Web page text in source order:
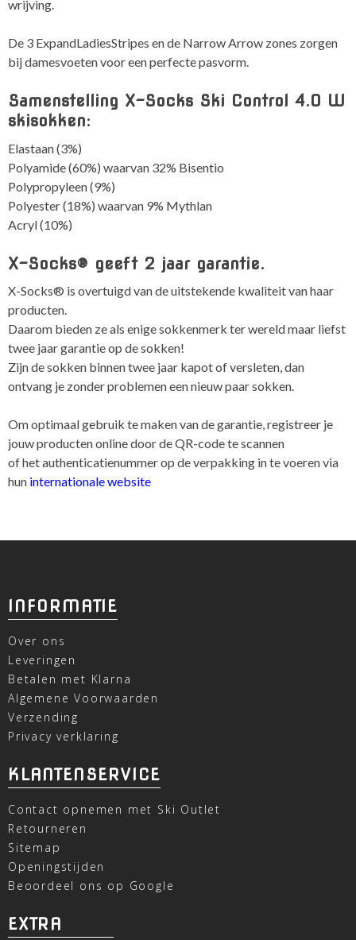
wrijving.
De 3 ExpandLadiesStripes en de Narrow Arrow zones zorgen
bij damesvoeten voor een perfecte pasvorm.
Samenstelling X-Socks Ski Control 4.0 W
skisokken:
Elastaan ​​(3%)
Polyamide (60%) waarvan 32% Bisentio
Polypropyleen (9%)
Polyester (18%) waarvan 9% Mythlan
Acryl (10%)
X-Socks® geeft 2 jaar garantie.
X-Socks® is overtuigd van de uitstekende kwaliteit van haar
producten.
Daarom bieden ze als enige sokkenmerk ter wereld maar liefst
twee jaar garantie op de sokken!
Zijn de sokken binnen twee jaar kapot of versleten, dan
ontvang je zonder problemen een nieuw paar sokken.
Om optimaal gebruik te maken van de garantie, registreer je
jouw producten online door de QR-code te scannen
of het authenticatienummer op de verpakking in te voeren via
hun internationale website
INFORMATIE
Over ons
Leveringen
Betalen met Klarna
Algemene Voorwaarden
Verzending
Privacy verklaring
KLANTENSERVICE
Contact opnemen met Ski Outlet
Retourneren
Sitemap
Openingstijden
Beoordeel ons op Google
EXTRA